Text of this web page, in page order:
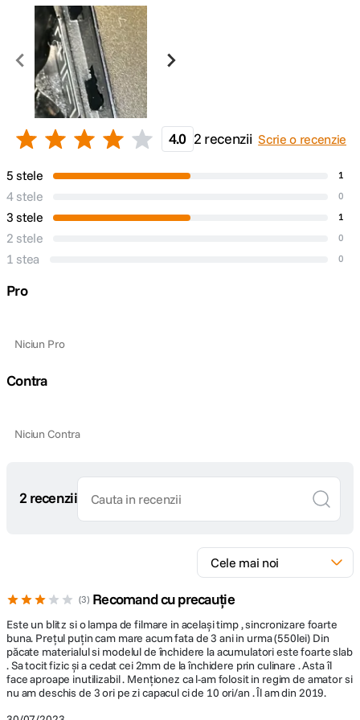
Compatibilitate Nikon
DETALII PRODUCATOR
Cod producator YN968NII
4.0 2 recenzii Scrie o recenzie
5 stele 1
4 stele 0
3 stele 1
2 stele 0
1 stea 0
Pro
Niciun Pro
Contra
Niciun Contra
2 recenzii
3 Recomand cu precauție
Este un blitz si o lampa de filmare in același timp , sincronizare foarte
buna. Prețul puțin cam mare acum fata de 3 ani in urma (550lei) Din
păcate materialul si modelul de închidere la acumulatori este foarte slab
. Sa tocit fizic și a cedat cei 2mm de la închidere prin culinare . Asta îl
face aproape inutilizabil . Menționez ca l-am folosit in regim de amator si
nu am deschis de 3 ori pe zi capacul ci de 10 ori/an . Îl am din 2019.